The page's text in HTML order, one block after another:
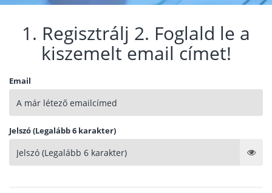
1. Regisztrálj 2. Foglald le a
kiszemelt email címet!
Email
Jelszó (Legalább 6 karakter)